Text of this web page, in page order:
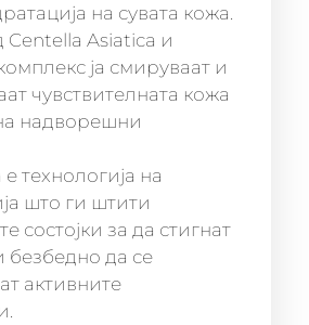
на сувата кожа.
Centella Asiatica и
ја смируваат и
чувствителната кожа
надворешни
технологија на
што ги штити
состојки за да стигнат
безбедно да се
активните